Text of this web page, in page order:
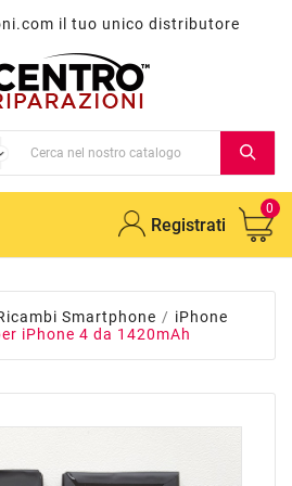
il tuo unico distributore
Registrati
0
Smartphone
iPhone
iPhone 4 da 1420mAh